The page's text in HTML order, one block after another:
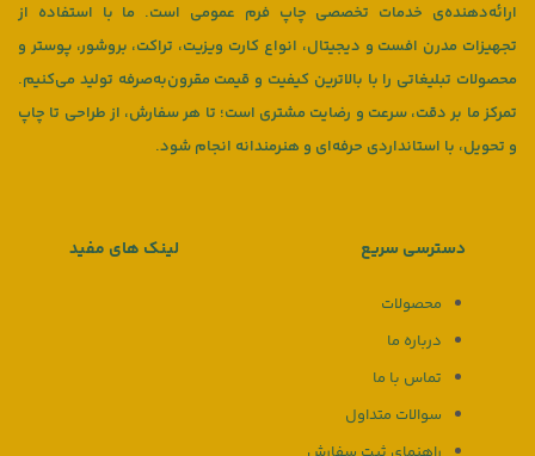
ارائه‌دهنده‌ی خدمات تخصصی چاپ فرم عمومی است. ما با استفاده از
تجهیزات مدرن افست و دیجیتال، انواع کارت ویزیت، تراکت، بروشور، پوستر و
محصولات تبلیغاتی را با بالاترین کیفیت و قیمت مقرون‌به‌صرفه تولید می‌کنیم.
تمرکز ما بر دقت، سرعت و رضایت مشتری است؛ تا هر سفارش، از طراحی تا چاپ
و تحویل، با استانداردی حرفه‌ای و هنرمندانه انجام شود.
دسترسی سریع
محصولات
درباره ما
تماس با ما
سوالات متداول
لینک های مفید